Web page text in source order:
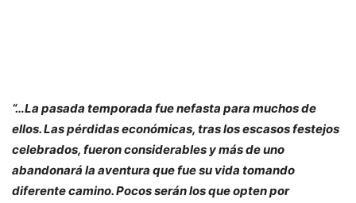
“…La pasada temporada fue nefasta para muchos de
ellos. Las pérdidas económicas, tras los escasos festejos
celebrados, fueron considerables y más de uno
abandonará la aventura que fue su vida tomando
diferente camino. Pocos serán los que opten por